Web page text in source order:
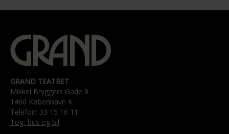
GRAND TEATRET
Mikkel Bryggers Gade 8
1460 København K
Telefon: 33 15 16 11
Tog, bus og bil